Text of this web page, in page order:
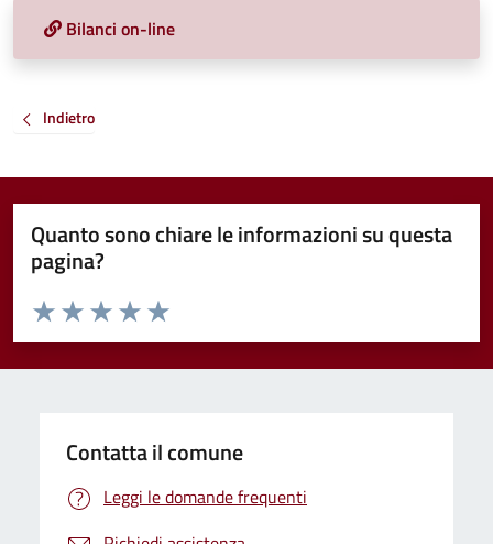
Bilanci on-line
Indietro
Quanto sono chiare le informazioni su questa
pagina?
Valuta da 1 a 5 stelle la pagina
Valuta 5 stelle su 5
Valuta 4 stelle su 5
Valuta 3 stelle su 5
Valuta 2 stelle su 5
Valuta 1 stelle su 5
Contatta il comune
Leggi le domande frequenti